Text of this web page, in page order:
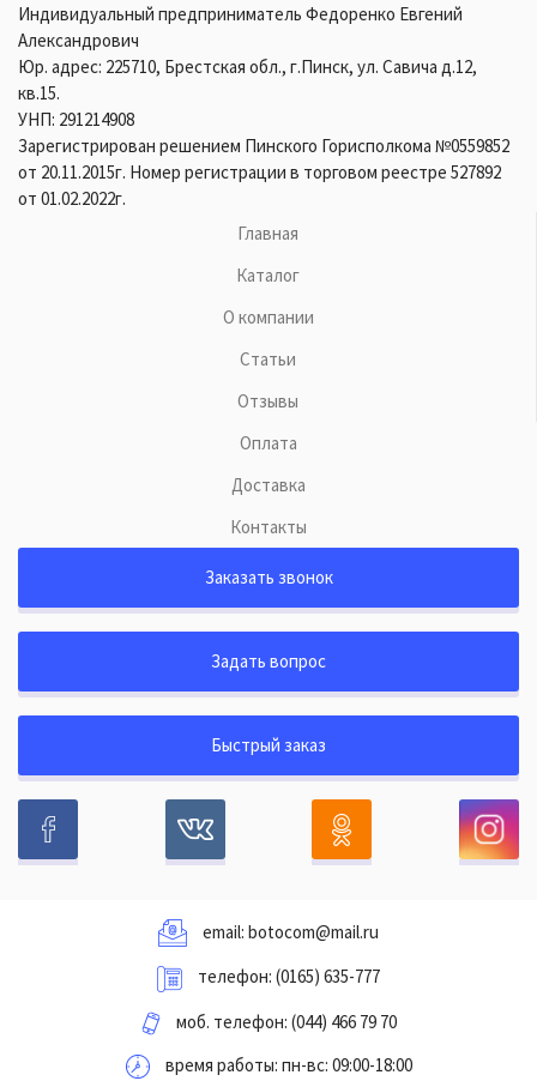
Индивидуальный предприниматель Федоренко Евгений
Александрович
Юр. адрес: 225710, Брестская обл., г.Пинск, ул. Савича д.12,
кв.15.
УНП: 291214908
Зарегистрирован решением Пинского Горисполкома №0559852
от 20.11.2015г. Номер регистрации в торговом реестре 527892
от 01.02.2022г.
Главная
Каталог
О компании
Статьи
Отзывы
Оплата
Доставка
Контакты
Заказать звонок
Задать вопрос
Быстрый заказ
email: botocom@mail.ru
телефон: (0165) 635-777
моб. телефон: (044) 466 79 70
время работы: пн-вс: 09:00-18:00